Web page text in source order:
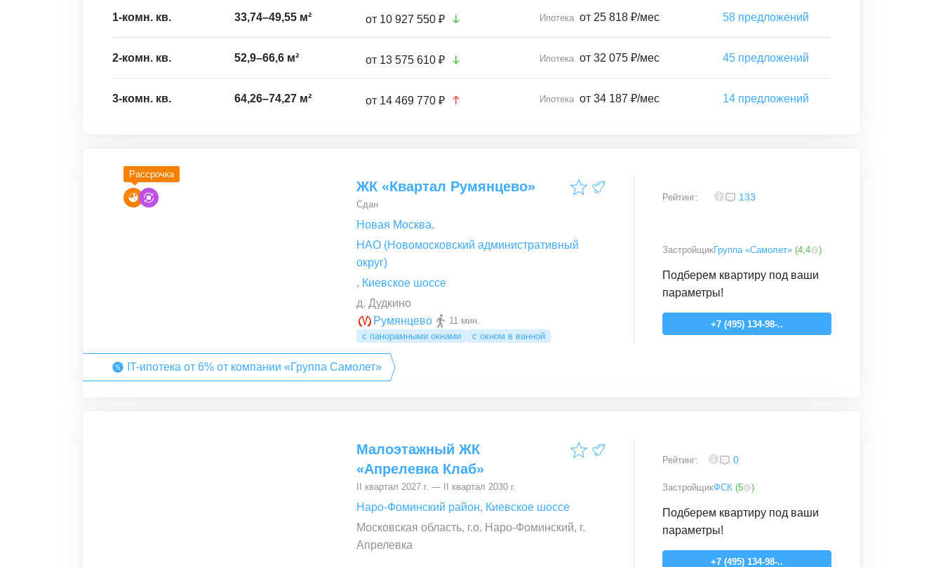
1-комн. кв. 33,74–49,55 м² от 10 927 550 ₽ Ипотека от 25 818 ₽/мес 58 предложений
2-комн. кв. 52,9–66,6 м² от 13 575 610 ₽ Ипотека от 32 075 ₽/мес 45 предложений
3-комн. кв. 64,26–74,27 м² от 14 469 770 ₽ Ипотека от 34 187 ₽/мес 14 предложений
Рассрочка
ЖК «Квартал Румянцево»
Сдан
Новая Москва,
НАО (Новомосковский административный
округ)
, Киевское шоссе
д. Дудкино
Румянцево
11 мин.
с панорамными окнами
с окном в ванной
Рейтинг: 133
ЗастройщикГруппа «Самолет» (4,4 )
Подберем квартиру под ваши
параметры!
+7 (495) 134-98-..
IT-ипотека от 6% от компании «Группа Самолет»
Малоэтажный ЖК
«Апрелевка Клаб»
II квартал 2027 г. — II квартал 2030 г.
Наро-Фоминский район, Киевское шоссе
Московская область, г.о. Наро-Фоминский, г.
Апрелевка
Рейтинг: 0
ЗастройщикФСК (5 )
Подберем квартиру под ваши
параметры!
+7 (495) 134-98-..